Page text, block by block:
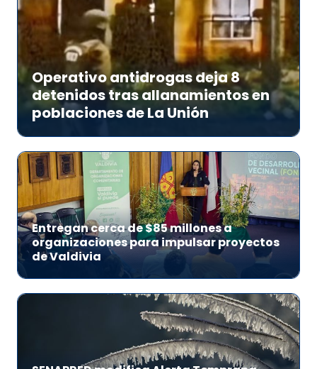
Operativo antidrogas deja 8
detenidos tras allanamientos en
poblaciones de La Unión
Entregan cerca de $85 millones a
organizaciones para impulsar proyectos
de Valdivia